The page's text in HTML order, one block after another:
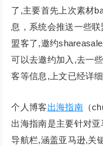
了,主要首先上次素材
息，系统会推送一些
盟客了,邀约
可以去邀约加入,去一
客等信息,上文已经详
个人博客出海指南（
出海指南是主要针对
导航栏,涵盖亚马逊,关